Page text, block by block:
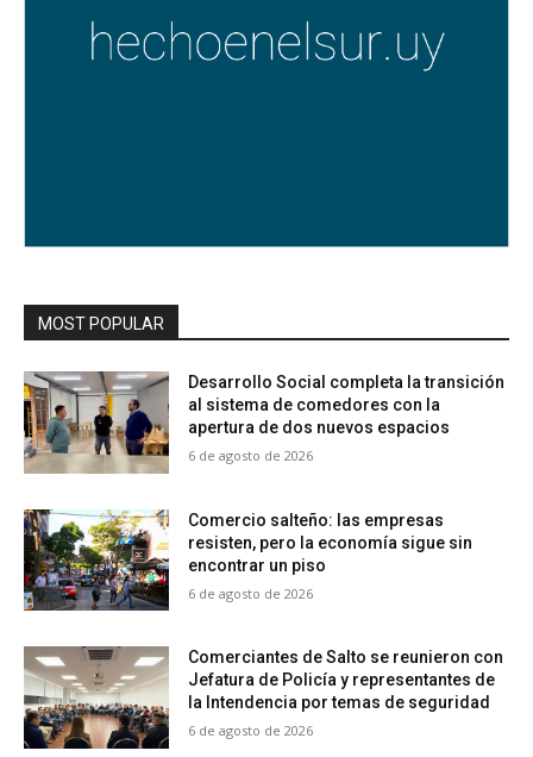
MOST POPULAR
Desarrollo Social completa la transición
al sistema de comedores con la
apertura de dos nuevos espacios
6 de agosto de 2026
Comercio salteño: las empresas
resisten, pero la economía sigue sin
encontrar un piso
6 de agosto de 2026
Comerciantes de Salto se reunieron con
Jefatura de Policía y representantes de
la Intendencia por temas de seguridad
6 de agosto de 2026